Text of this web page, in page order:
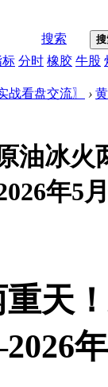
搜索
标 分时 橡胶 牛股
战看盘交流〗 ›
油冰火
年5
天
年